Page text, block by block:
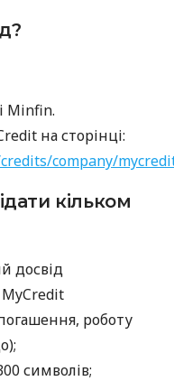
Minfin.
на сторінці:
company/
кільком
досвід
роботу
символів;